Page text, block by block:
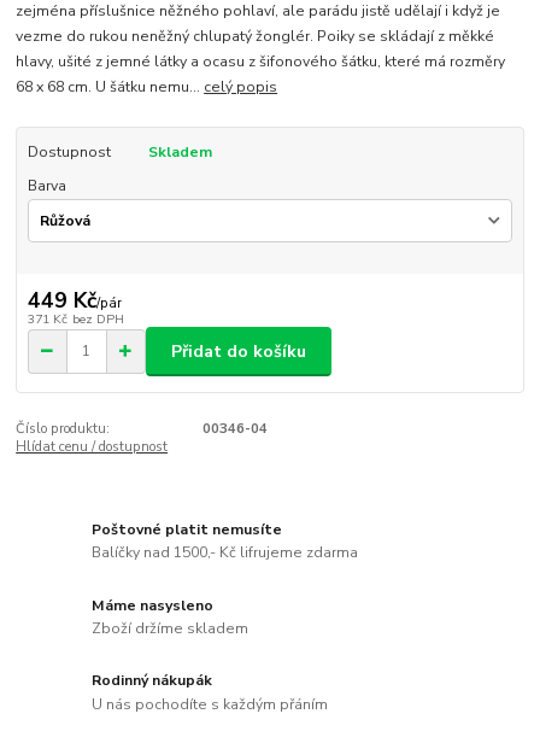
zejména příslušnice něžného pohlaví, ale parádu jistě udělají i když je
vezme do rukou neněžný chlupatý žonglér. Poiky se skládají z měkké
hlavy, ušité z jemné látky a ocasu z šifonového šátku, které má rozměry
68 x 68 cm. U šátku nemu... celý popis
Dostupnost
Skladem
Barva
449 Kč/pár
371 Kč bez DPH
Přidat do košíku
Číslo produktu:
00346-04
Hlídat cenu / dostupnost
Poštovné platit nemusíte
Balíčky nad 1500,- Kč lifrujeme zdarma
Máme nasysleno
Zboží držíme skladem
Rodinný nákupák
U nás pochodíte s každým přáním